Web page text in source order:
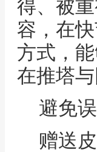
得、被
容，在
方式，
在推塔
避免
赠送